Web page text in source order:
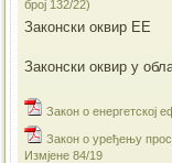
број 132/22)
Законски оквир ЕЕ
Законски оквир у
Закон о енергетској
Закон о уређењу
Измјене 84/19